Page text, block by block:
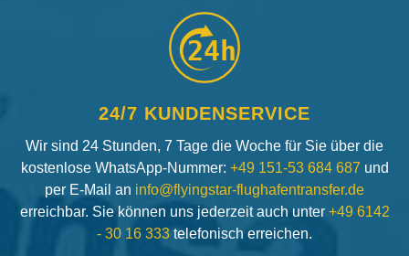
24h
24/7 KUNDENSERVICE
Wir sind 24 Stunden, 7 Tage die Woche für Sie über die
kostenlose WhatsApp-Nummer: +49 151-53 684 687 und
per E-Mail an info@flyingstar-flughafentransfer.de
erreichbar. Sie können uns jederzeit auch unter +49 6142
- 30 16 333 telefonisch erreichen.